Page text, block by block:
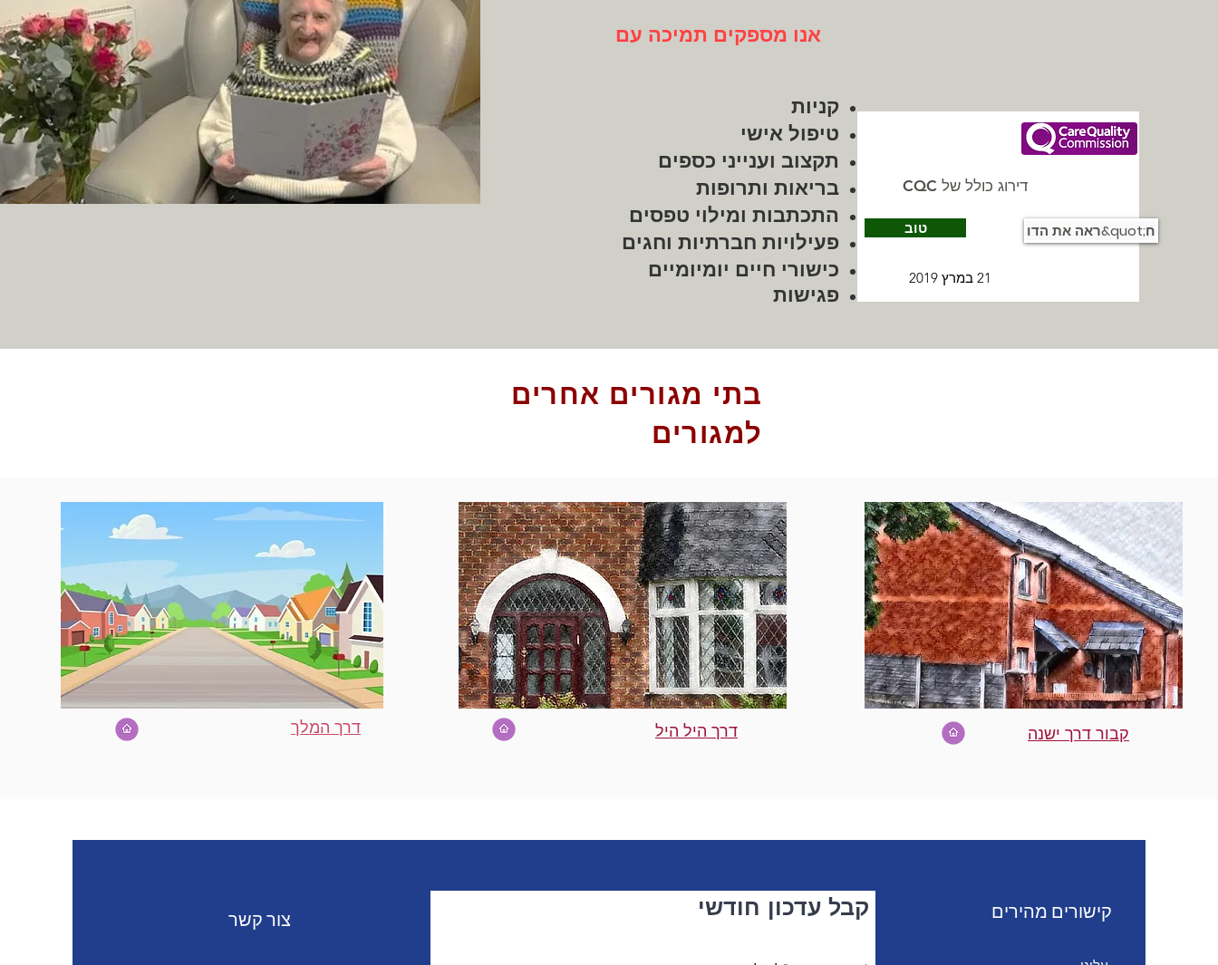
אנו מספקים תמיכה עם
קניות
טיפול אישי
תקצוב וענייני כספים
בריאות ותרופות
התכתבות ומילוי טפסים
פעילויות חברתיות וחגים
כישורי חיים יומיומיים
פגישות
דירוג כולל של CQC
טוב ראה את הדו&quot;ח
21 במרץ 2019
בתי מגורים אחרים
למגורים
דרך המלך דרך היל היל קבור דרך ישנה
צור קשר קבל עדכון חודשי קישורים מהירים